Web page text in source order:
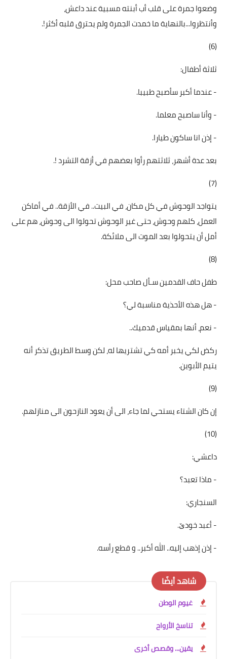
وضعوا جمرة على قلب أب أبنته مسبية عند داعش،
وأنتظروا...بالنهاية ما خمدت الجمرة ولم يحترق قلبه أكثر!.
(6)
ثلاثة أطفال:
- عندما أكبر سأصبح طبيبا.
- وأنا ساصبح معلما.
- إذن انا ساكون طيارا.
بعد عدة أشهر، ثلاثتهم رأوا بعضهم في أزقة التشرد !.
(7)
يتواجد الوحوش في كل مكان، في البيت.. في الأزقة.. في أماكن
العمل، كلهم وحوش، حتى غير الوحوش تحولوا الى وحوش، هم على
أمل أن يتحولوا بعد الموت الى ملائكة.
(8)
طفل حاف القدمين سـأل صاحب محل:
- هل هذه الأحذية مناسبة لي؟
- نعم، أنها بمقياس قدميك..
ركض لكي يخبر أمه كي تشتريها له، لكن وسط الطريق تذكر أنه
يتيم الأبوين.
(9)
إن كان الشتاء يستحي لما جاء، الى أن يعود النازحون الى منازلهم.
(10)
داعشي:
- ماذا تعبد؟
السنجاري:
- أعبد خودێ.
- إذن إذهب إليه.. الله أكبر.. و قطع رأسه.
شاهد أيضًا
غيوم الوطن
تناسخ الأرواح
يقين... وقصص أخرى